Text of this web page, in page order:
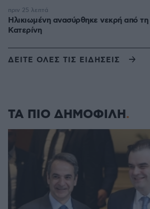
Ηλικιωμένη ανασύρθηκε νεκρή από
Κατερίνη
πριν 25 λεπτά
ΔΕΙΤΕ ΟΛΕΣ ΤΙΣ ΕΙΔΗΣΕΙΣ
ΤΑ ΠΙΟ ΔΗΜΟΦΙΛΗ